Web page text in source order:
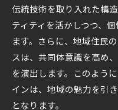
伝統技術を取り入れた構
ティティを活かしつつ、
ます。さらに、地域住民
スは、共同体意識を高め
を演出します。このよう
インは、地域の魅力を引
となります。